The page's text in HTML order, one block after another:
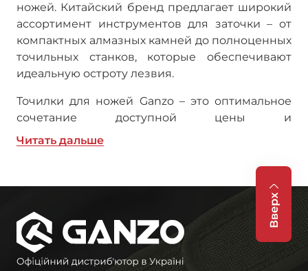
ножей. Китайский бренд предлагает широкий
ассортимент инструментов для заточки – от
компактных алмазных камней до полноценных
точильных станков, которые обеспечивают
идеальную остроту лезвия.
Точилки для ножей Ganzo – это оптимальное
сочетание доступной цены и
профессионального качества заточки.
Независимо от того, нужна ли вам заточка для
ножей в полевых условиях или стационарное
решение для домашней мастерской, в
каталоге Ganzo вы найдете идеальный вариант.
Виды точилок Ganzo
Точильный станок Ganzo – это
Читать дальше
Вверх